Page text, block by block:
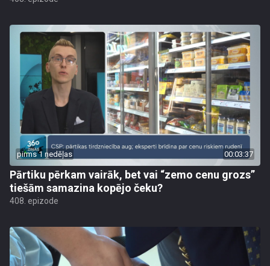
pirms 1 nedēļas 00:03:37
Pārtiku pērkam vairāk, bet vai “zemo cenu grozs”
tiešām samazina kopējo čeku?
408. epizode